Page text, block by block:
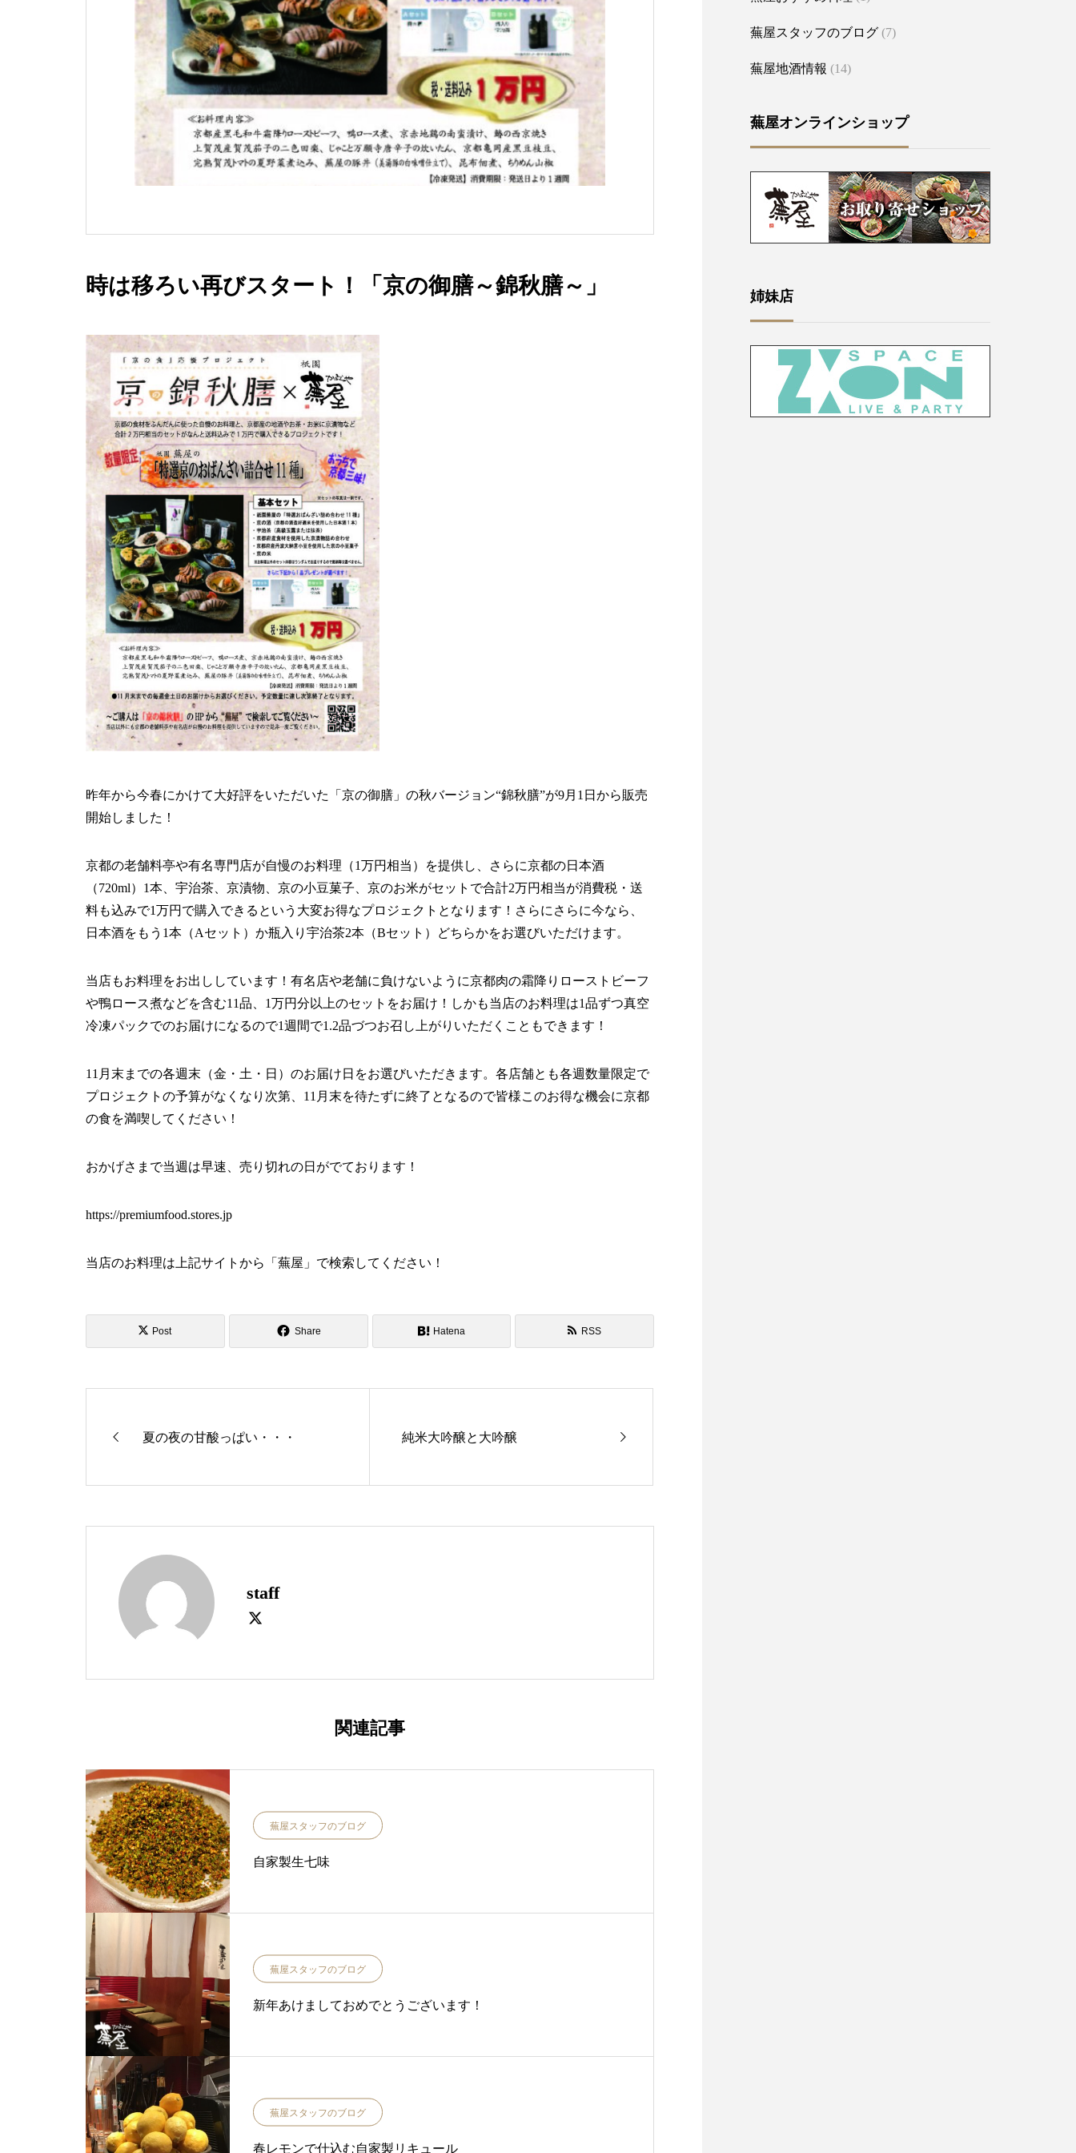
時は移ろい再びスタート！「京の御膳～錦秋膳～」
昨年から今春にかけて大好評をいただいた「京の御膳」の秋バージョン“錦秋膳”が9月1日から販売
開始しました！
京都の老舗料亭や有名専門店が自慢のお料理（1万円相当）を提供し、さらに京都の日本酒
（720ml）1本、宇治茶、京漬物、京の小豆菓子、京のお米がセットで合計2万円相当が消費税・送
料も込みで1万円で購入できるという大変お得なプロジェクトとなります！さらにさらに今なら、
日本酒をもう1本（Aセット）か瓶入り宇治茶2本（Bセット）どちらかをお選びいただけます。
当店もお料理をお出ししています！有名店や老舗に負けないように京都肉の霜降りローストビーフ
や鴨ロース煮などを含む11品、1万円分以上のセットをお届け！しかも当店のお料理は1品ずつ真空
冷凍パックでのお届けになるので1週間で1.2品づつお召し上がりいただくこともできます！
11月末までの各週末（金・土・日）のお届け日をお選びいただきます。各店舗とも各週数量限定で
プロジェクトの予算がなくなり次第、11月末を待たずに終了となるので皆様このお得な機会に京都
の食を満喫してください！
おかげさまで当週は早速、売り切れの日がでております！
https://premiumfood.stores.jp
当店のお料理は上記サイトから「蕪屋」で検索してください！
Post Share Hatena RSS
夏の夜の甘酸っぱい・・・ 純米大吟醸と大吟醸
staff
関連記事
蕪屋スタッフのブログ
自家製生七味
蕪屋スタッフのブログ
新年あけましておめでとうございます！
蕪屋スタッフのブログ
春レモンで仕込む自家製リキュール
蕪屋スタッフのブログ (7)
蕪屋地酒情報 (14)
蕪屋オンラインショップ
姉妹店